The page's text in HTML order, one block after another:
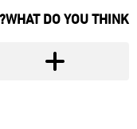
WHAT DO YOU THINK?